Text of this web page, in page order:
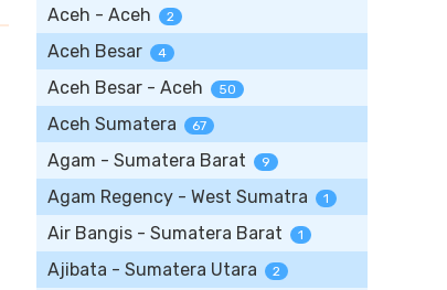
Aceh - Aceh 2
Aceh Besar 4
Aceh Besar - Aceh 50
Aceh Sumatera 67
Agam - Sumatera Barat 9
Agam Regency - West Sumatra 1
Air Bangis - Sumatera Barat 1
Ajibata - Sumatera Utara 2